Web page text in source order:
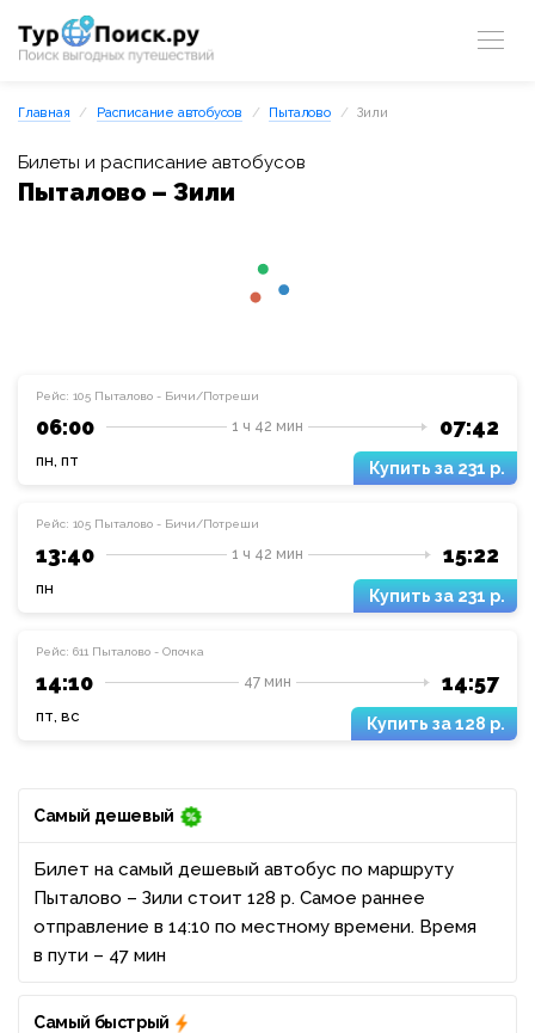
Главная Расписание автобусов Пыталово Зили
Билеты и расписание автобусов
Пыталово – Зили
06:00
Рейс: 105 Пыталово - Бичи/Потреши
07:42
1 ч 42 мин
пн, пт 231 р.
13:40
Рейс: 105 Пыталово - Бичи/Потреши
15:22
1 ч 42 мин
пн 231 р.
14:10
Рейс: 611 Пыталово - Опочка
14:57
47 мин
пт, вс 128 р.
Самый дешевый
Билет на самый дешевый автобус по маршруту
Пыталово – Зили стоит 128 р. Самое раннее
отправление в 14:10 по местному времени. Время
в пути – 47 мин
Самый быстрый